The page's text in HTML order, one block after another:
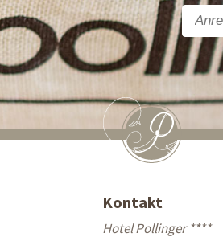
Kontakt
Hotel Pollinger ****